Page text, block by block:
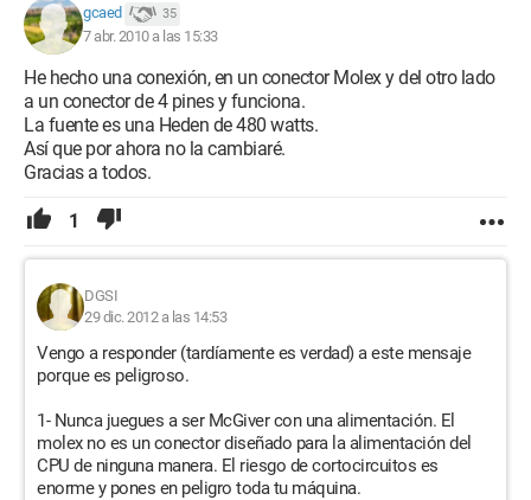
gcaed 35
7 abr. 2010 a las 15:33
He hecho una conexión, en un conector Molex y del otro lado
a un conector de 4 pines y funciona.
La fuente es una Heden de 480 watts.
Así que por ahora no la cambiaré.
Gracias a todos.
1
DGSI
29 dic. 2012 a las 14:53
Vengo a responder (tardíamente es verdad) a este mensaje
porque es peligroso.
1- Nunca juegues a ser McGiver con una alimentación. El
molex no es un conector diseñado para la alimentación del
CPU de ninguna manera. El riesgo de cortocircuitos es
enorme y pones en peligro toda tu máquina.